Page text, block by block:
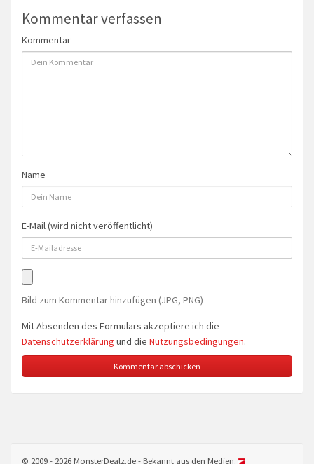
Kommentar verfassen
Kommentar
Name
E-Mail (wird nicht veröffentlicht)
Bild zum Kommentar hinzufügen (JPG, PNG)
Mit Absenden des Formulars akzeptiere ich die
Datenschutzerklärung und die Nutzungsbedingungen.
© 2009 - 2026 MonsterDealz.de - Bekannt aus den Medien.